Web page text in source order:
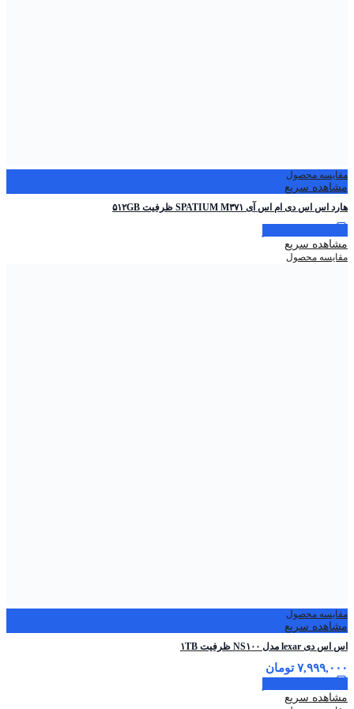
مقایسه محصول
مشاهده سریع
هارد اس اس دی ام اس آی SPATIUM M۳۷۱ ظرفیت ۵۱۲GB
مشاهده سریع
مقایسه محصول
مقایسه محصول
مشاهده سریع
اس اس دی lexar مدل NS۱۰۰ ظرفیت ۱TB
۷,۹۹۹,۰۰۰ تومان
مشاهده سریع